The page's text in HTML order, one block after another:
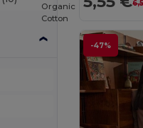
-47%
Organic
Cotton